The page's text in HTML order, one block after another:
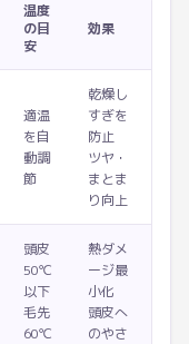
温度
の目
安
効果
適温
を自
動調
節
乾燥し
すぎを
防止
ツヤ・
まとま
り向上
頭皮
50℃
以下
毛先
60℃
熱ダメ
ージ最
小化
頭皮へ
のやさ